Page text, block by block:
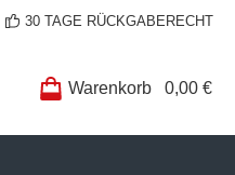
30 TAGE RÜCKGABERECHT
Warenkorb 0,00 €